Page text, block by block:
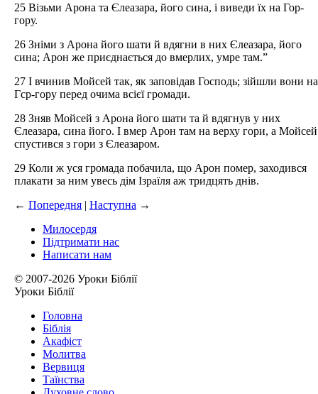
25 Візьми Арона та Єлеазара, його сина, і виведи їх на Гор-
гору.
26 Зніми з Арона його шати й вдягни в них Єлеазара, його
сина; Арон же приєднається до вмерлих, умре там.”
27 І вчинив Мойсей так, як заповідав Господь; зійшли вони на
Гср-гору перед очима всієї громади.
28 Зняв Мойсей з Арона його шати та й вдягнув у них
Єлеазара, сина його. І вмер Арон там на верху гори, а Мойсей
спустився з гори з Єлеазаром.
29 Коли ж уся громада побачила, що Арон помер, заходився
плакати за ним увесь дім Ізраїля аж тридцять днів.
← Попередня | Наступна →
Милосердя
Підтримати нас
Написати нам
© 2007-2026 Уроки Біблії
Уроки Біблії
Головна
Біблія
Акафіст
Молитва
Вервиця
Таїнства